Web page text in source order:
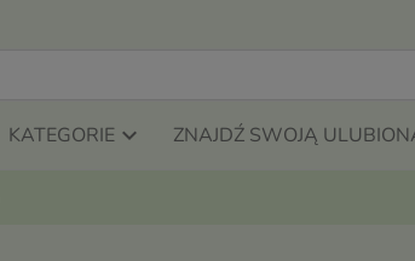
KATEGORIE ZNAJDŹ SWOJĄ